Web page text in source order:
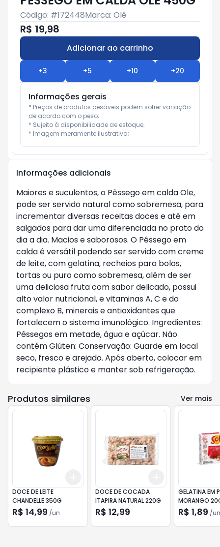
Código: #172448Marca: Olé
R$ 19,98
Adicionar ao carrinho
+3 +5 +10 +20
Informações gerais
* Preços de produtos pesáveis podem sofrer variação
de acordo com o peso;
* Sujeito à disponibilidade de estoque;
* Imagem meramente ilustrativa;
Informações adicionais
Maiores e suculentos, o Pêssego em calda Ole,
pode ser servido natural como sobremesa, para
incrementar diversas receitas doces e até em
salgados para dar uma diferenciada no prato do
dia a dia. Macios e saborosos. O Pêssego em
calda é versátil podendo ser servido com creme
de leite, com gelatina, recheios para bolos,
tortas ou puro como sobremesa, além de ser
uma deliciosa fruta com sabor delicado, possui
alto valor nutricional, e vitaminas A, C e do
complexo B, minerais e antioxidantes que
fortalecem o sistema imunológico. Ingredientes:
Pêssegos em metade, água e açúcar. Não
contém Glúten: Conservação: Guarde em local
seco, fresco e arejado. Após aberto, colocar em
recipiente plástico e manter sob refrigeração.
Produtos similares Ver mais
DOCE DE LEITE
CHANDELLE 350G
R$ 14,99 /un
DOCE DE COCADA
ITAPIRA NATURAL 220G
R$ 12,99
GELATINA EM
MORANGO
R$ 1,89 /un